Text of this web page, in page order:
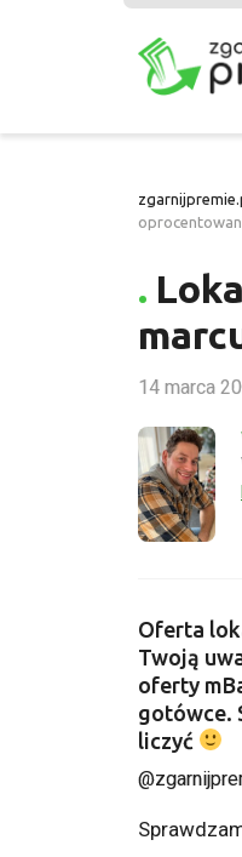
14 marca
Oferta
Twoją
oferty
gotówce.
liczyć